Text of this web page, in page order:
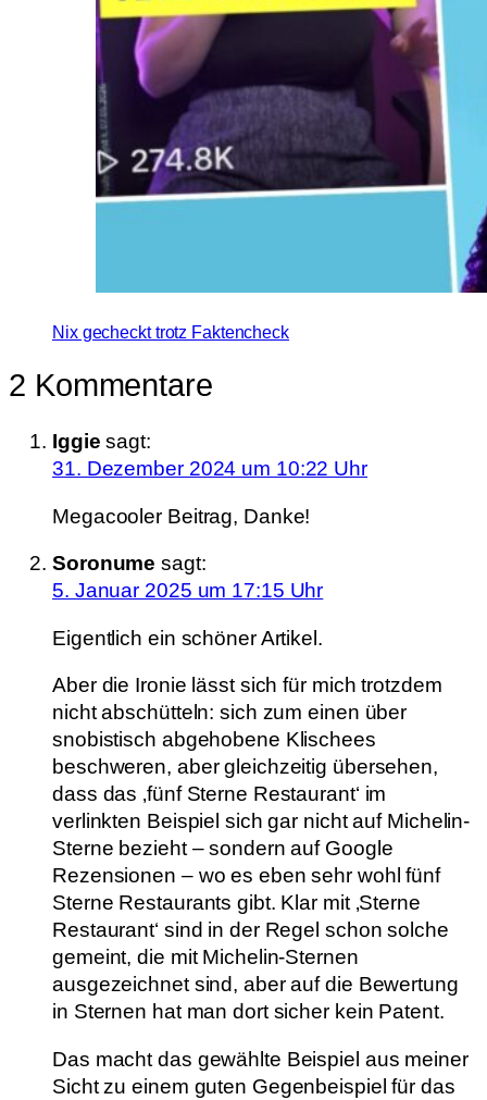
Nix gecheckt trotz Faktencheck
2 Kommentare
Iggie sagt:
31. Dezember 2024 um 10:22 Uhr
Megacooler Beitrag, Danke!
Soronume sagt:
5. Januar 2025 um 17:15 Uhr
Eigentlich ein schöner Artikel.
Aber die Ironie lässt sich für mich trotzdem
nicht abschütteln: sich zum einen über
snobistisch abgehobene Klischees
beschweren, aber gleichzeitig übersehen,
dass das ‚fünf Sterne Restaurant‘ im
verlinkten Beispiel sich gar nicht auf Michelin-
Sterne bezieht – sondern auf Google
Rezensionen – wo es eben sehr wohl fünf
Sterne Restaurants gibt. Klar mit ‚Sterne
Restaurant‘ sind in der Regel schon solche
gemeint, die mit Michelin-Sternen
ausgezeichnet sind, aber auf die Bewertung
in Sternen hat man dort sicher kein Patent.
Das macht das gewählte Beispiel aus meiner
Sicht zu einem guten Gegenbeispiel für das